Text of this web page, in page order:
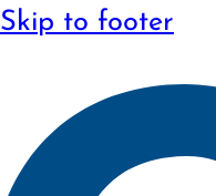
Skip to footer